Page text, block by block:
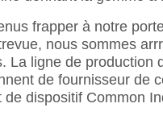
frapper à notre
nous sommes
La ligne de production
de fournisseur de
dispositif Common